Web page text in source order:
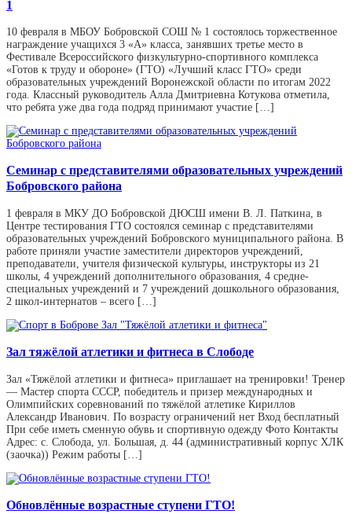
1
10 февраля в МБОУ Бобровской СОШ № 1 состоялось торжественное
награждение учащихся 3 «А» класса, занявших третье место в
Фестивале Всероссийского физкультурно-спортивного комплекса
«Готов к труду и обороне» (ГТО) «Лучший класс ГТО» среди
образовательных учреждений Воронежской области по итогам 2022
года. Классный руководитель Алла Дмитриевна Котукова отметила,
что ребята уже два года подряд принимают участие […]
Семинар с представителями образовательных учреждений
Бобровского района
1 февраля в МКУ ДО Бобровской ДЮСШ имени В. Л. Паткина, в
Центре тестирования ГТО состоялся семинар с представителями
образовательных учреждений Бобровского муниципального района. В
работе приняли участие заместители директоров учреждений,
преподаватели, учителя физической культуры, инструкторы из 21
школы, 4 учреждений дополнительного образования, 4 средне-
специальных учреждений и 7 учреждений дошкольного образования,
2 школ-интернатов – всего […]
Зал тяжёлой атлетики и фитнеса в Слободе
Зал «Тяжёлой атлетики и фитнеса» приглашает на тренировки! Тренер
— Мастер спорта СССР, победитель и призер международных и
Олимпийских соревнований по тяжёлой атлетике Кириллов
Александр Иванович. По возрасту ограничений нет Вход бесплатный
При себе иметь сменную обувь и спортивную одежду Фото Контакты
Адрес: с. Слобода, ул. Большая, д. 44 (административный корпус ХЛК
(заочка)) Режим работы […]
Обновлённые возрастные ступени ГТО!